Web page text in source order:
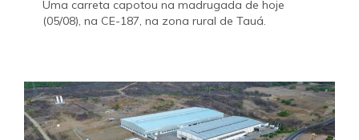
Uma carreta capotou na madrugada de hoje
(05/08), na CE-187, na zona rural de Tauá.